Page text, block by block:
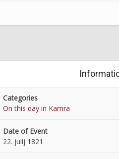
Categories
On this day in Kamra
Date of Event
22. julij 1821